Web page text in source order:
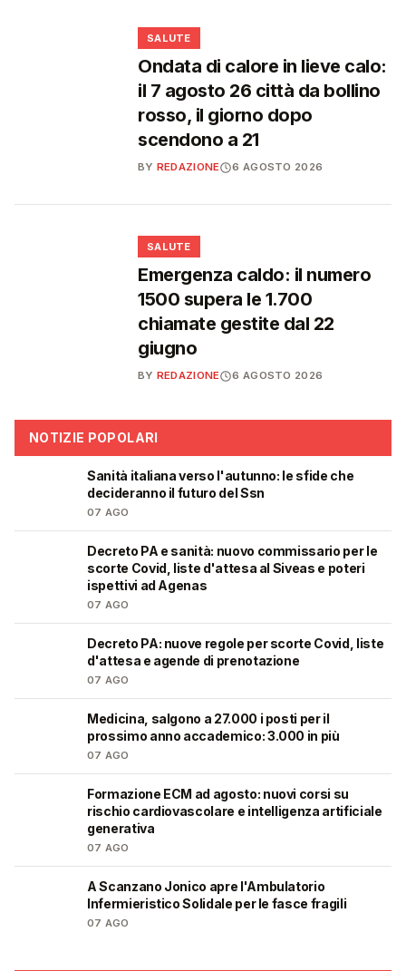
SALUTE
Ondata di calore in lieve calo:
il 7 agosto 26 città da bollino
rosso, il giorno dopo
scendono a 21
BY REDAZIONE 6 AGOSTO 2026
SALUTE
Emergenza caldo: il numero
1500 supera le 1.700
chiamate gestite dal 22
giugno
BY REDAZIONE 6 AGOSTO 2026
NOTIZIE POPOLARI
Sanità italiana verso l'autunno: le sfide che
decideranno il futuro del Ssn
07 AGO
Decreto PA e sanità: nuovo commissario per le
scorte Covid, liste d'attesa al Siveas e poteri
ispettivi ad Agenas
07 AGO
Decreto PA: nuove regole per scorte Covid, liste
d'attesa e agende di prenotazione
07 AGO
Medicina, salgono a 27.000 i posti per il
prossimo anno accademico: 3.000 in più
07 AGO
Formazione ECM ad agosto: nuovi corsi su
rischio cardiovascolare e intelligenza artificiale
generativa
07 AGO
A Scanzano Jonico apre l'Ambulatorio
Infermieristico Solidale per le fasce fragili
07 AGO